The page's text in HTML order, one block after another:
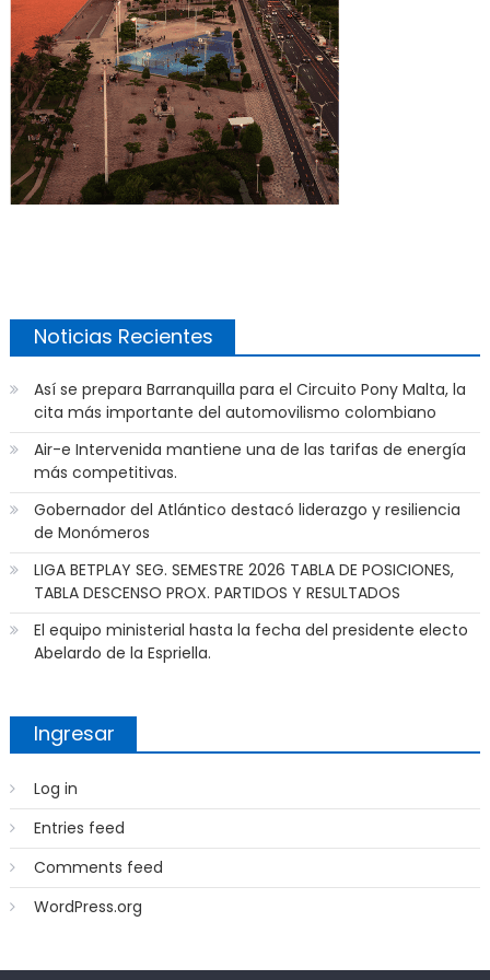
Noticias Recientes
Así se prepara Barranquilla para el Circuito Pony Malta, la
cita más importante del automovilismo colombiano
Air-e Intervenida mantiene una de las tarifas de energía
más competitivas.
Gobernador del Atlántico destacó liderazgo y resiliencia
de Monómeros
LIGA BETPLAY SEG. SEMESTRE 2026 TABLA DE POSICIONES,
TABLA DESCENSO PROX. PARTIDOS Y RESULTADOS
El equipo ministerial hasta la fecha del presidente electo
Abelardo de la Espriella.
Ingresar
Log in
Entries feed
Comments feed
WordPress.org